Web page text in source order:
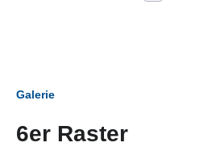
Galerie
6er Raster